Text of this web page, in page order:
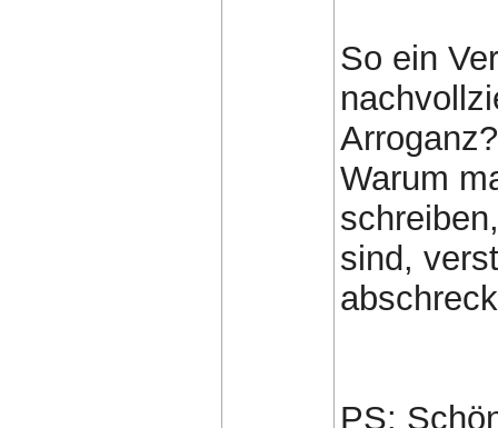
So ein
Warum
sind,
PS: